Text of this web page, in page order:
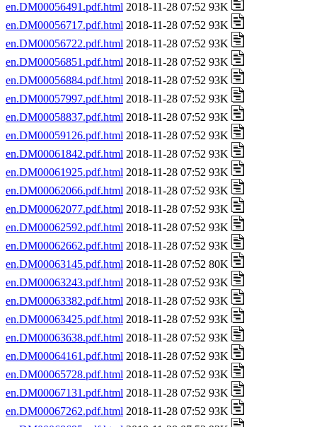
en.DM00056491.pdf.html 2018-11-28 07:52 93K
en.DM00056717.pdf.html 2018-11-28 07:52 93K
en.DM00056722.pdf.html 2018-11-28 07:52 93K
en.DM00056851.pdf.html 2018-11-28 07:52 93K
en.DM00056884.pdf.html 2018-11-28 07:52 93K
en.DM00057997.pdf.html 2018-11-28 07:52 93K
en.DM00058837.pdf.html 2018-11-28 07:52 93K
en.DM00059126.pdf.html 2018-11-28 07:52 93K
en.DM00061842.pdf.html 2018-11-28 07:52 93K
en.DM00061925.pdf.html 2018-11-28 07:52 93K
en.DM00062066.pdf.html 2018-11-28 07:52 93K
en.DM00062077.pdf.html 2018-11-28 07:52 93K
en.DM00062592.pdf.html 2018-11-28 07:52 93K
en.DM00062662.pdf.html 2018-11-28 07:52 93K
en.DM00063145.pdf.html 2018-11-28 07:52 80K
en.DM00063243.pdf.html 2018-11-28 07:52 93K
en.DM00063382.pdf.html 2018-11-28 07:52 93K
en.DM00063425.pdf.html 2018-11-28 07:52 93K
en.DM00063638.pdf.html 2018-11-28 07:52 93K
en.DM00064161.pdf.html 2018-11-28 07:52 93K
en.DM00065728.pdf.html 2018-11-28 07:52 93K
en.DM00067131.pdf.html 2018-11-28 07:52 93K
en.DM00067262.pdf.html 2018-11-28 07:52 93K